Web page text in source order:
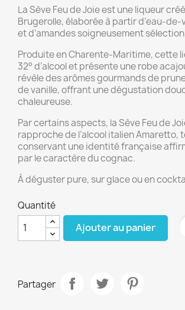
La Sève Feu de Joie est une liqueur
Brugerolle, élaborée à partir d’eau-
et d’amandes soigneusement
Produite en Charente-Maritime, cette
32° d’alcool et présente une robe
révèle des arômes gourmands de
de vanille, offrant une dégustation
chaleureuse.
Par certains aspects, la Sève Feu de
rapproche de l’alcool italien Amaretto,
conservant une identité française
par le caractère du cognac.
À déguster pure, sur glace ou en
Quantité
Ajouter au panier
Partager